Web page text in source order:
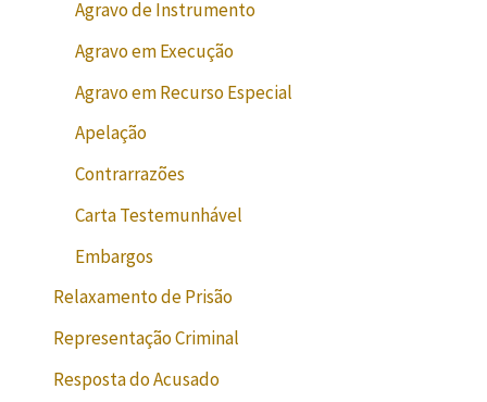
Agravo de Instrumento
Agravo em Execução
Agravo em Recurso Especial
Apelação
Contrarrazões
Carta Testemunhável
Embargos
Relaxamento de Prisão
Representação Criminal
Resposta do Acusado